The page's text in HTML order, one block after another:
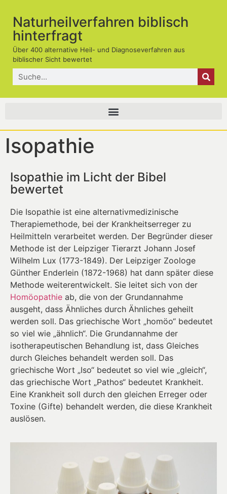
Naturheilverfahren biblisch
hinterfragt
Über 400 alternative Heil- und Diagnoseverfahren aus
biblischer Sicht bewertet
Isopathie
Isopathie im Licht der Bibel
bewertet
Die Isopathie ist eine alternativmedizinische
Therapiemethode, bei der Krankheitserreger zu
Heilmitteln verarbeitet werden. Der Begründer dieser
Methode ist der Leipziger Tierarzt Johann Josef
Wilhelm Lux (1773-1849). Der Leipziger Zoologe
Günther Enderlein (1872-1968) hat dann später diese
Methode weiterentwickelt. Sie leitet sich von der
Homöopathie ab, die von der Grundannahme
ausgeht, dass Ähnliches durch Ähnliches geheilt
werden soll. Das griechische Wort „homöo“ bedeutet
so viel wie „ähnlich“. Die Grundannahme der
isotherapeutischen Behandlung ist, dass Gleiches
durch Gleiches behandelt werden soll. Das
griechische Wort „Iso“ bedeutet so viel wie „gleich“,
das griechische Wort „Pathos“ bedeutet Krankheit.
Eine Krankheit soll durch den gleichen Erreger oder
Toxine (Gifte) behandelt werden, die diese Krankheit
auslösen.